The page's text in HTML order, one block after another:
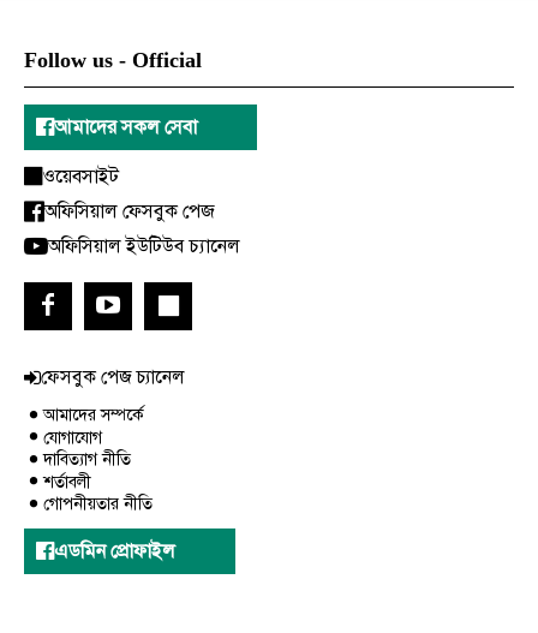
Follow us - Official
আমাদের সকল সেবা
ওয়েবসাইট
অফিসিয়াল ফেসবুক পেজ
অফিসিয়াল ইউটিউব চ্যানেল
ফেসবুক পেজ চ্যানেল
আমাদের সম্পর্কে
যোগাযোগ
দাবিত্যাগ নীতি
শর্তাবলী
গোপনীয়তার নীতি
এডমিন প্রোফাইল